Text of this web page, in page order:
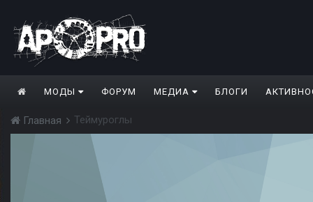
МОДЫ ФОРУМ МЕДИА БЛОГИ
Главная Теймуроглы